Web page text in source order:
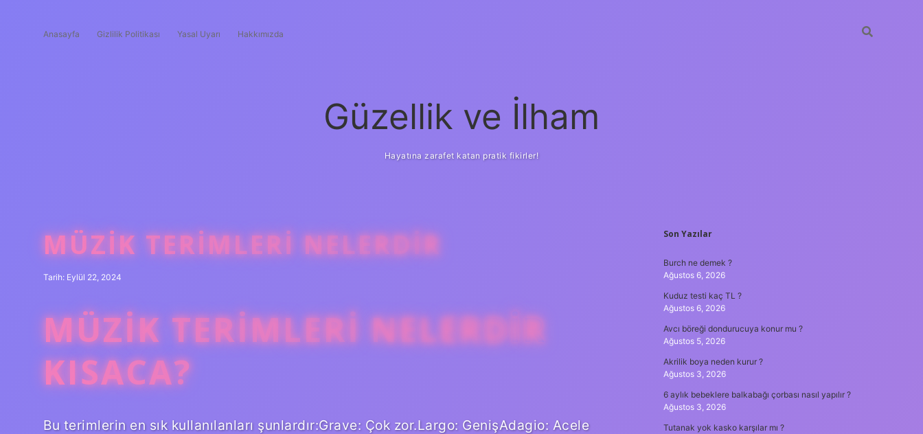
Anasayfa Gizlilik Politikası Yasal Uyarı Hakkımızda
Güzellik ve İlham
Hayatına zarafet katan pratik fikirler!
MÜZIK TERIMLERI NELERDIR
Tarih: Eylül 22, 2024
MÜZIK TERIMLERI NELERDIR
KISACA?
Bu terimlerin en sık kullanılanları şunlardır:Grave: Çok zor.Largo: GenişAdagio: Acele
SIDEBAR
Son Yazılar
Burch ne demek ?
Ağustos 6, 2026
Kuduz testi kaç TL ?
Ağustos 6, 2026
Avcı böreği dondurucuya konur mu ?
Ağustos 5, 2026
Akrilik boya neden kurur ?
Ağustos 3, 2026
6 aylık bebeklere balkabağı çorbası nasıl yapılır ?
Ağustos 3, 2026
Tutanak yok kasko karşılar mı ?